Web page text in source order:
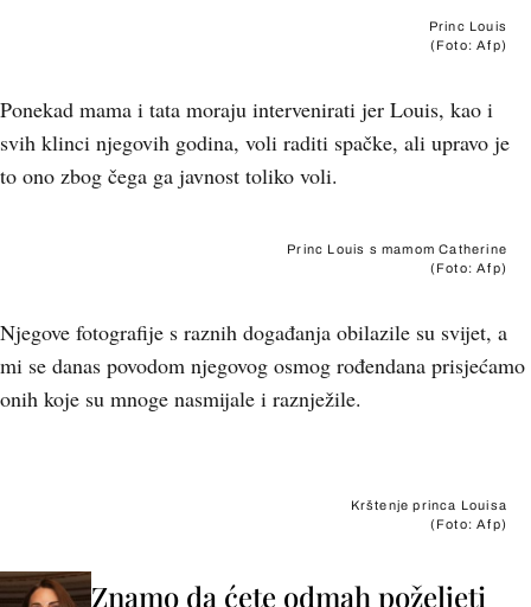
Princ Louis
(Foto: Afp)
Ponekad mama i tata moraju intervenirati jer Louis, kao i
svih klinci njegovih godina, voli raditi spačke, ali upravo je
to ono zbog čega ga javnost toliko voli.
Princ Louis s mamom Catherine
(Foto: Afp)
Njegove fotografije s raznih događanja obilazile su svijet, a
mi se danas povodom njegovog osmog rođendana prisjećamo
onih koje su mnoge nasmijale i raznježile.
Krštenje princa Louisa
(Foto: Afp)
Znamo da ćete odmah poželjeti